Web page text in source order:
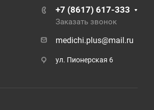
+7 (8617) 617-333
Заказать звонок
medichi.plus@mail.ru
ул. Пионерская 6